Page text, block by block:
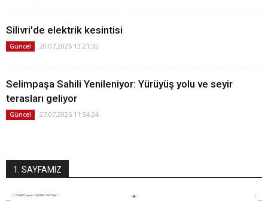
Silivri'de elektrik kesintisi
Güncel 20.07.2026 13:21:32
Selimpaşa Sahili Yenileniyor: Yürüyüş yolu ve seyir
terasları geliyor
Güncel 27.07.2026 11:54:24
1. SAYFAMIZ